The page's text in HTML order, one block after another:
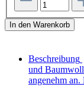
In den Warenkorb
Beschreibung
und
angenehm